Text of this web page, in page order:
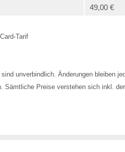
49,00 €
Tarif
unverbindlich. Änderungen bleiben
Sämtliche Preise verstehen sich inkl.